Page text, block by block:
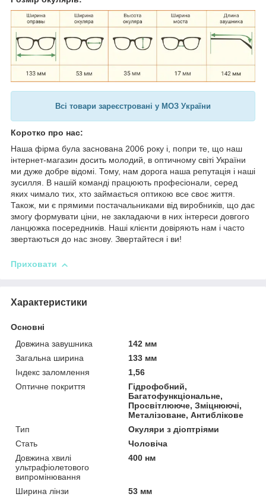
Всі товари зареєстровані у МОЗ України
Коротко про нас:
Наша фірма була заснована 2006 року і, попри те, що наш
інтернет-магазин досить молодий, в оптичному світі України
ми дуже добре відомі. Тому, нам дорога наша репутація і наші
зусилля. В нашій команді працюють професіонали, серед
яких чимало тих, хто займається оптикою все своє життя.
Також, ми є прямими постачальниками від виробників, що дає
змогу формувати ціни, не закладаючи в них інтереси довгого
ланцюжка посередників. Наші клієнти довіряють нам і часто
звертаються до нас знову. Звертайтеся і ви!
Приховати
Характеристики
Основні
Довжина завушника
142 мм
Загальна ширина
133 мм
Індекс заломлення
1,56
Оптичне покриття
Гідрофобний,
Багатофункціональне,
Просвітлююче, Зміцнюючі,
Металізоване, Антиблікове
Тип
Окуляри з діоптріями
Стать
Чоловіча
Довжина хвилі
ультрафіолетового
випромінювання
400 нм
Ширина лінзи
53 мм